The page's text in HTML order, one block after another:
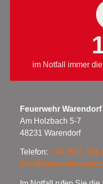
im Notfall immer
Feuerwehr Warendorf
Am Holzbach 5-7
48231 Warendorf
Telefon: +49 2581 / 54-
info@feuerwehr-